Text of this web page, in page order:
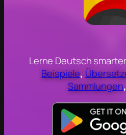
Lerne Deutsch
Beispiele,
Sammlungen,